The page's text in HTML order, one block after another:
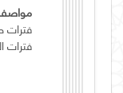
فترات
فترات